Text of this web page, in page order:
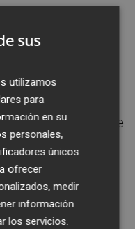
los fallos más
de las
Suelen ser
por
o restricciones de
que permiten a
o recursos
son
casos
sus
utilizamos
para
en su
personales,
únicos
ofrecer
medir
información
los servicios.